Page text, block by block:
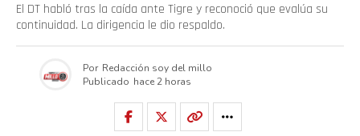
El DT habló tras la caída ante Tigre y reconoció que evalúa su
continuidad. La dirigencia le dio respaldo.
Por Redacción soy del millo
Publicado hace 2 horas